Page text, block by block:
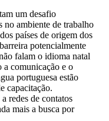
um desafio
no ambiente de trabalho
países de origem dos
potencialmente
falam o idioma natal
comunicação e o
portuguesa estão
capacitação.
redes de contatos
mais a busca por